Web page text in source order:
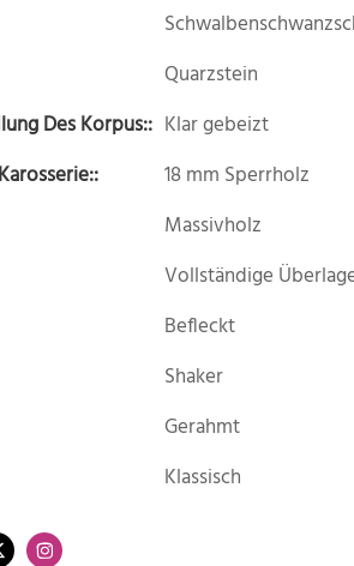
Quarzstein
Des Korpus:: Klar gebeizt
18 mm Sperrholz
Massivholz
Vollständige
Befleckt
Shaker
Gerahmt
Klassisch